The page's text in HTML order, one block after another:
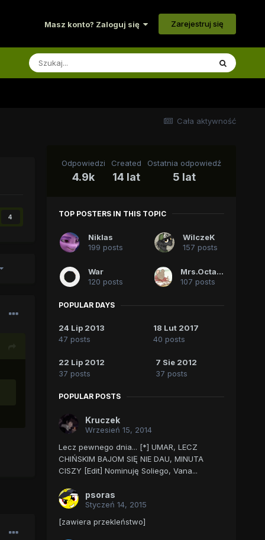
Masz konto? Zaloguj się Zarejestruj się
Cała aktywność
4
Odpowiedzi
4.9k
Created
14 lat
Ostatnia odpowiedź
5 lat
TOP POSTERS IN THIS TOPIC
Niklas
199 posts
WilczeK
157 posts
War
120 posts
Mrs.Octavia
107 posts
POPULAR DAYS
24 Lip 2013
47 posts
18 Lut 2017
40 posts
22 Lip 2012
37 posts
7 Sie 2012
37 posts
POPULAR POSTS
Kruczek
Wrzesień 15, 2014
Lecz pewnego dnia... [*] UMAR, LECZ
CHIŃSKIM BAJOM SIĘ NIE DAU, MINUTA
CISZY [Edit] Nominuję Soliego, Vana...
psoras
Styczeń 14, 2015
[zawiera przekleństwo]